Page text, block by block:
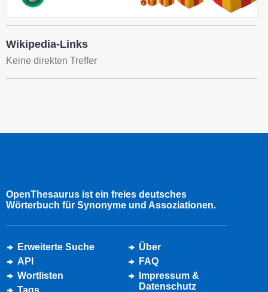
Wikipedia-Links
Keine direkten Treffer
OpenThesaurus ist ein freies deutsches
Wörterbuch für Synonyme und Assoziationen.
Erweiterte Suche
API
Wortlisten
Über
FAQ
Impressum &
Datenschutz